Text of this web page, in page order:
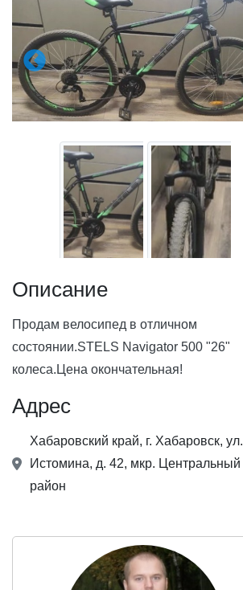
Описание
Продам велосипед в отличном
состоянии.STELS Navigator 500 "26"
колеса.Цена окончательная!
Адрес
Хабаровский край, г. Хабаровск, ул.
Истомина, д. 42, мкр. ​Центральный
район